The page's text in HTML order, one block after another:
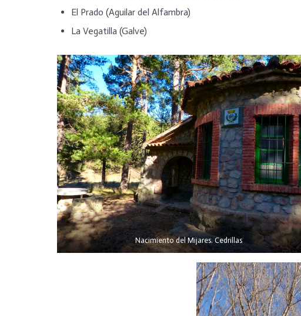
El Prado (Aguilar del Alfambra)
La Vegatilla (Galve)
Nacimiento del Mijares. Cedrillas